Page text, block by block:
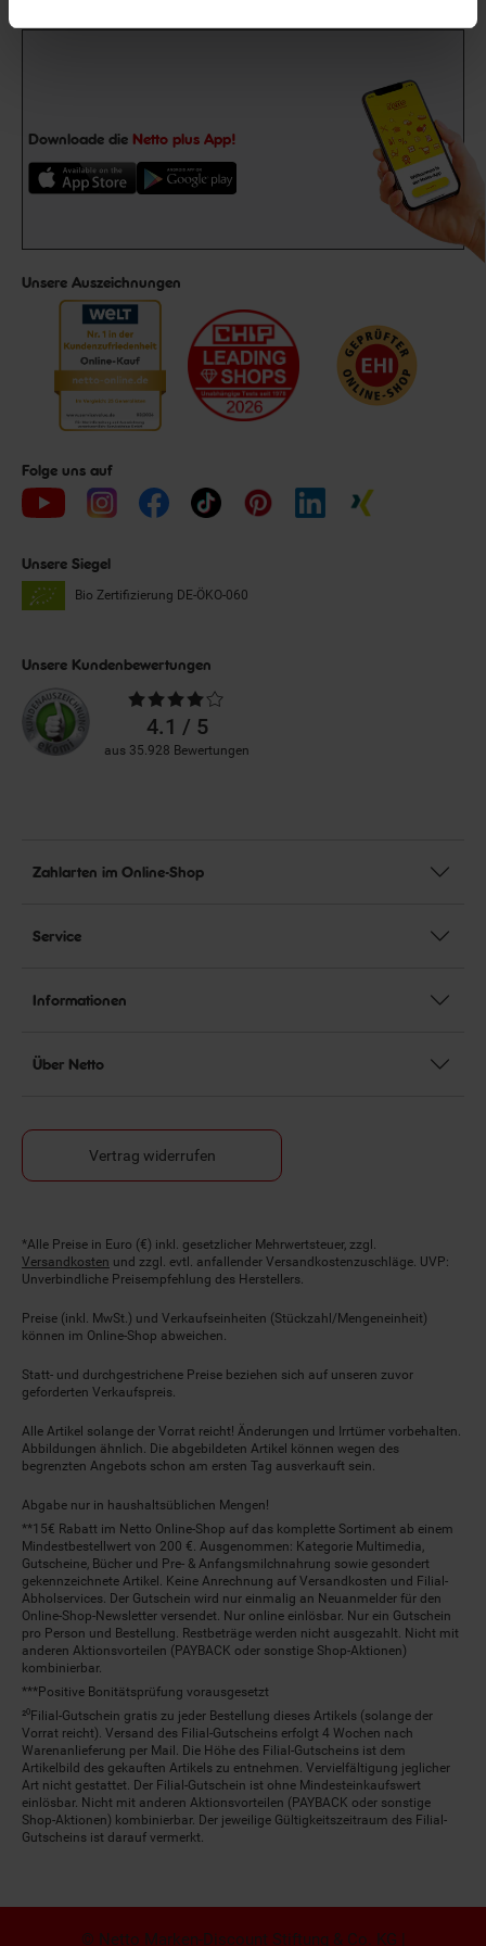
Downloade die Netto plus App!
Unsere Auszeichnungen
Folge uns auf
Unsere Siegel
Bio Zertifizierung DE-ÖKO-060
Unsere Kundenbewertungen
Durchschnittliche
Bewertungen4.1 / 5
aus 35.928 Bewertungen
Zahlarten im Online-Shop
Service
Informationen
Über Netto
Vertrag widerrufen
Fußnoten
*Alle Preise in Euro (€) inkl. gesetzlicher Mehrwertsteuer, zzgl.
Versandkosten und zzgl. evtl. anfallender Versandkostenzuschläge. UVP:
Unverbindliche Preisempfehlung des Herstellers.
Preise (inkl. MwSt.) und Verkaufseinheiten (Stückzahl/Mengeneinheit)
können im Online-Shop abweichen.
Statt- und durchgestrichene Preise beziehen sich auf unseren zuvor
geforderten Verkaufspreis.
Alle Artikel solange der Vorrat reicht! Änderungen und Irrtümer vorbehalten.
Abbildungen ähnlich. Die abgebildeten Artikel können wegen des
begrenzten Angebots schon am ersten Tag ausverkauft sein.
Abgabe nur in haushaltsüblichen Mengen!
**15€ Rabatt im Netto Online-Shop auf das komplette Sortiment ab einem
Mindestbestellwert von 200 €. Ausgenommen: Kategorie Multimedia,
Gutscheine, Bücher und Pre- & Anfangsmilchnahrung sowie gesondert
gekennzeichnete Artikel. Keine Anrechnung auf Versandkosten und Filial-
Abholservices. Der Gutschein wird nur einmalig an Neuanmelder für den
Online-Shop-Newsletter versendet. Nur online einlösbar. Nur ein Gutschein
pro Person und Bestellung. Restbeträge werden nicht ausgezahlt. Nicht mit
anderen Aktionsvorteilen (PAYBACK oder sonstige Shop-Aktionen)
kombinierbar.
***Positive Bonitätsprüfung vorausgesetzt
²⁰Filial-Gutschein gratis zu jeder Bestellung dieses Artikels (solange der
Vorrat reicht). Versand des Filial-Gutscheins erfolgt 4 Wochen nach
Warenanlieferung per Mail. Die Höhe des Filial-Gutscheins ist dem
Artikelbild des gekauften Artikels zu entnehmen. Vervielfältigung jeglicher
Art nicht gestattet. Der Filial-Gutschein ist ohne Mindesteinkaufswert
einlösbar. Nicht mit anderen Aktionsvorteilen (PAYBACK oder sonstige
Shop-Aktionen) kombinierbar. Der jeweilige Gültigkeitszeitraum des Filial-
Gutscheins ist darauf vermerkt.
© Netto Marken-Discount Stiftung & Co. KG |